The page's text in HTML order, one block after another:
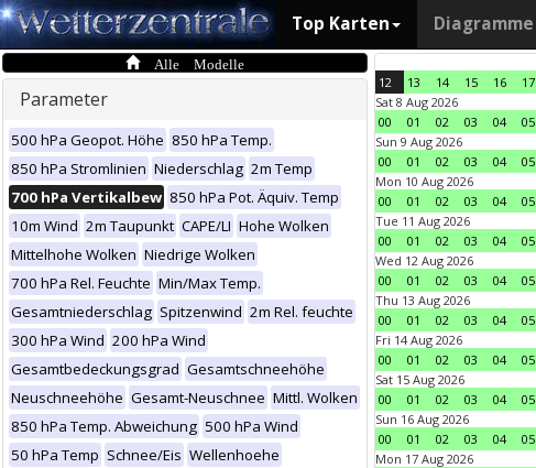
Top Karten Diagramme
Alle Modelle
Parameter
500 hPa Geopot. Höhe 850 hPa Temp.
850 hPa Stromlinien Niederschlag 2m Temp
700 hPa Vertikalbew 850 hPa Pot. Äquiv. Temp
10m Wind 2m Taupunkt CAPE/LI Hohe Wolken
Mittelhohe Wolken Niedrige Wolken
700 hPa Rel. Feuchte Min/Max Temp.
Gesamtniederschlag Spitzenwind 2m Rel. feuchte
300 hPa Wind 200 hPa Wind
Gesamtbedeckungsgrad Gesamtschneehöhe
Neuschneehöhe Gesamt-Neuschnee Mittl. Wolken
850 hPa Temp. Abweichung 500 hPa Wind
50 hPa Temp Schnee/Eis Wellenhoehe
12 13 14 15 16 17
Sat 8 Aug 2026
00
01 02 03 04 05
Sun 9 Aug 2026
00
01 02 03 04 05
Mon 10 Aug 2026
00
01 02 03 04 05
Tue 11 Aug 2026
00
01 02 03 04 05
Wed 12 Aug 2026
00
01 02 03 04 05
Thu 13 Aug 2026
00
01 02 03 04 05
Fri 14 Aug 2026
00
01 02 03 04 05
Sat 15 Aug 2026
00
01 02 03 04 05
Sun 16 Aug 2026
00
01 02 03 04 05
Mon 17 Aug 2026